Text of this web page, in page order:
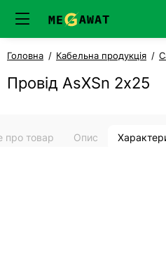
Головна Кабельна продукція
Провід AsXSn 2х25
про товар Опис